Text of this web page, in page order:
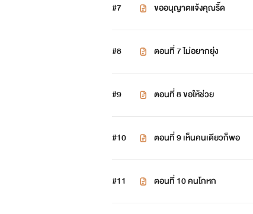
#7 ขออนุญาตแจ้งคุณรี๊ด
#8 ตอนที่ 7 ไม่อยากยุ่ง
#9 ตอนที่ 8 ขอให้ช่วย
#10 ตอนที่ 9 เห็นคนเดียวก็พอ
#11 ตอนที่ 10 คนโกหก